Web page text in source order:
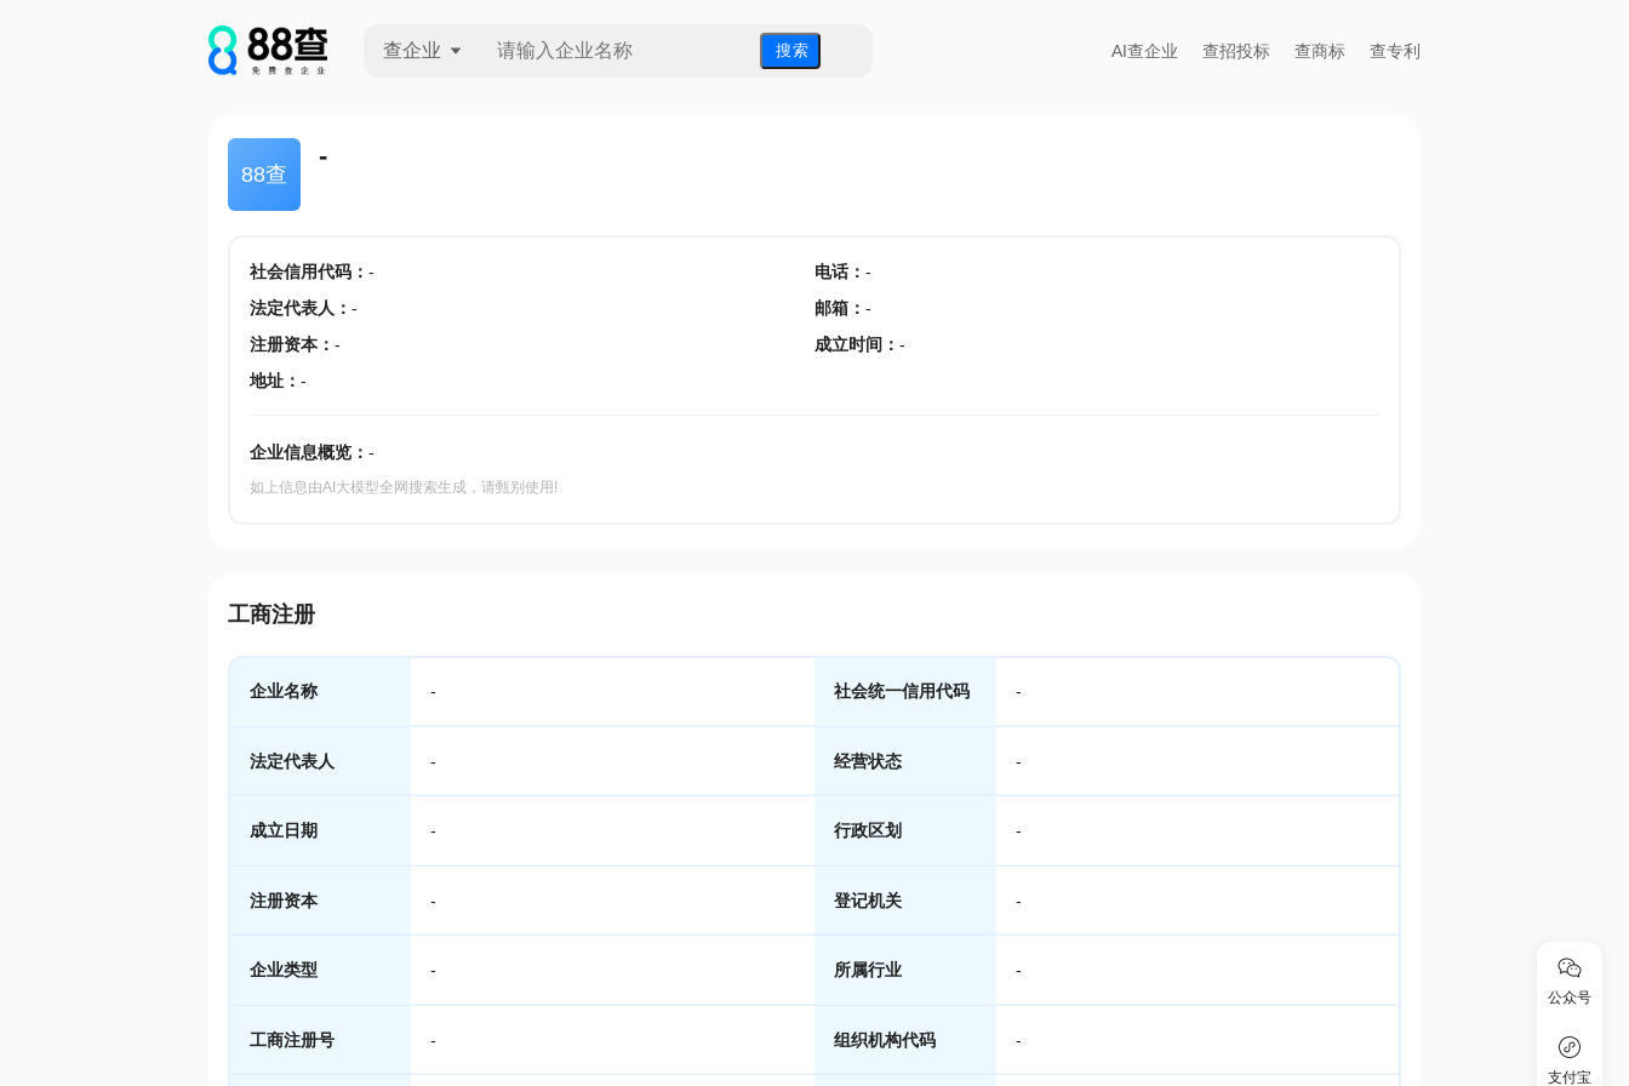
查企业 搜 索 AI查企业 查招投标 查商标 查专利
88查
-
社会信用代码： - 电话： -
法定代表人 ： - 邮箱 ： -
注册资本： - 成立时间 ： -
地址： -
企业信息概览： -
如上信息由AI大模型全网搜索生成，请甄别使用!
工商注册
企业名称 - 社会统一信用代码 -
法定代表人 - 经营状态 -
成立日期 - 行政区划 -
注册资本 - 登记机关 -
企业类型 - 所属行业 -
工商注册号 - 组织机构代码 -
公众号
支付宝